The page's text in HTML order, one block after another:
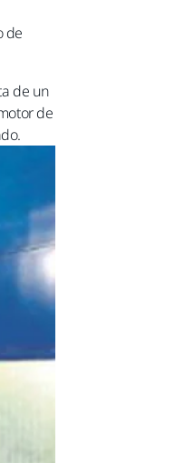
de
de un
de